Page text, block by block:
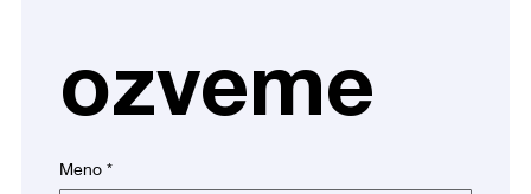
ozveme
Meno *